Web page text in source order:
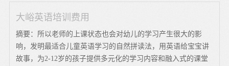
大峪英语培训费用
摘要：所以老师的上课状态也会对幼儿的学习产生很大的影
响，发明最适合儿童英语学习的自然拼读法，用英语给宝宝讲
故事，为2-12岁的孩子提供多元化的学习内容和融入式的课堂